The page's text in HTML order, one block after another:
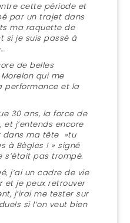
cette période et
par un trajet dans
ma raquette de
si je suis passé à
de belles
qui me
performance et la
30 ans, la force de
et j’entends encore
dans ma tête »tu
à Bègles ! » signé
s’était pas trompé.
j’ai un cadre de vie
et je peux retrouver
j’irai me tester sur
si l’on veut bien